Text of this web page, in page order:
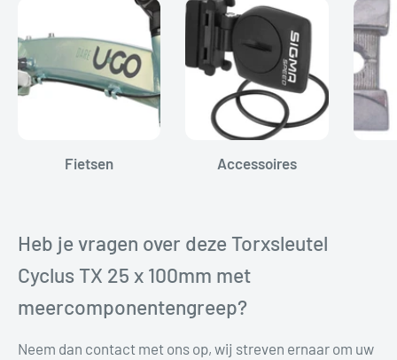
Fietsen Accessoires
Heb je vragen over deze Torxsleutel
Cyclus TX 25 x 100mm met
meercomponentengreep?
Neem dan contact met ons op, wij streven ernaar om uw